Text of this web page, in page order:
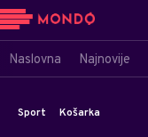
Naslovna Najnovije
Sport Košarka